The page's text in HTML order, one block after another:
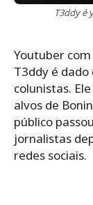
T3ddy é
Youtuber
T3ddy é
colunistas.
alvos de
público
jornalistas
redes sociais.